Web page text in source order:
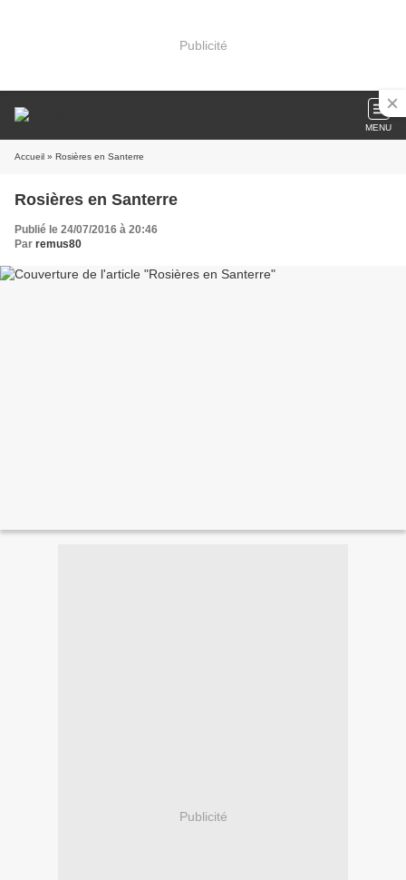
Publicité
MENU
Accueil » Rosières en Santerre
Rosières en Santerre
Publié le 24/07/2016 à 20:46
Par remus80
Publicité